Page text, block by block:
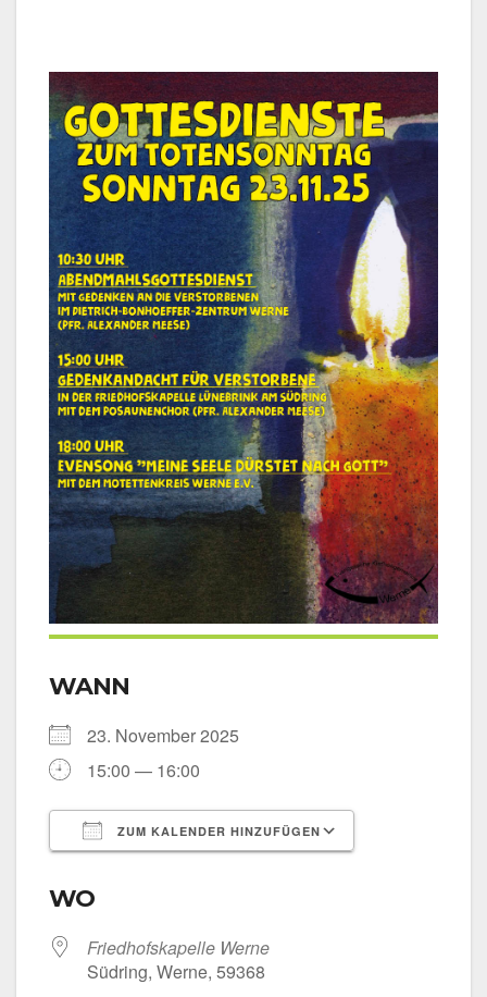
WANN
23. Novem­ber 2025
15:00 — 16:00
ZUM KALENDER HINZUFÜGEN
WO
Fried­hofs­ka­pel­le Wer­ne
Süd­ring, Wer­ne, 59368